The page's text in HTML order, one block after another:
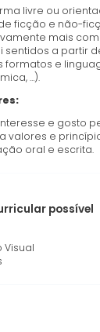
livre ou
ficção e não-
mais
sentidos a partir
formatos e
…).
e gosto
valores e
oral e escrita.
possível
Visual